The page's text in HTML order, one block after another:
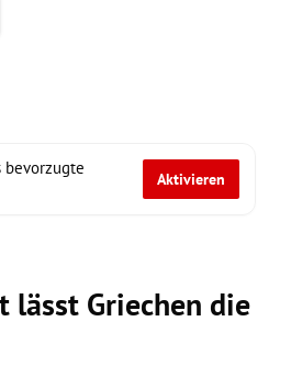
bevorzugte
Aktivieren
lässt Griechen die